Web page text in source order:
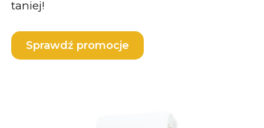
taniej!
Sprawdź promocje